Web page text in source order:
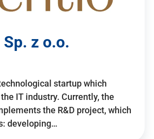
z o.o.
startup which
IT industry. Currently, the
the R&D project, which
developing…